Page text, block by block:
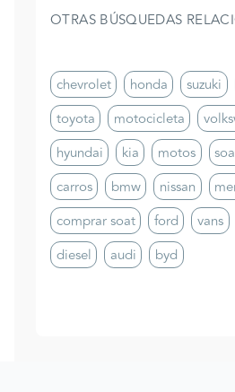
OTRAS BÚSQUEDAS
chevrolet honda suzuki
toyota
motocicleta
hyundai
kia motos
carros
bmw nissan
comprar soat
ford vans
diesel
audi byd